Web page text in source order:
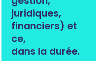
juridiques,
financiers) et
ce,
dans la durée.